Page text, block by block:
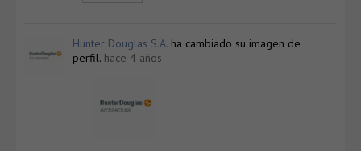
Hunter Douglas S.A. ha cambiado su imagen de
perfil. hace 4 años